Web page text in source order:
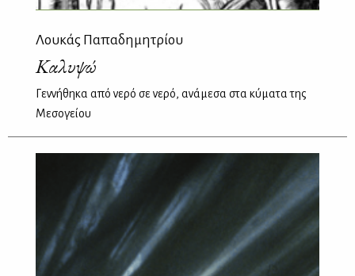
Λουκάς Παπαδημητρίου
Καλυψώ
Γεννήθηκα από νερό σε νερό, ανάμεσα στα κύματα της
Μεσογείου